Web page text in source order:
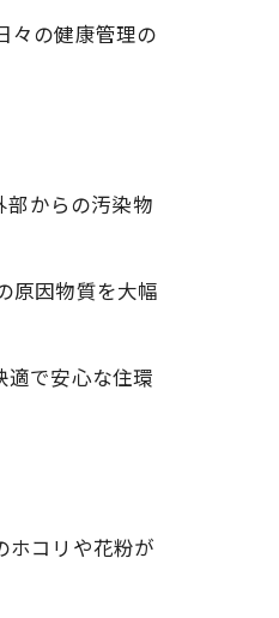
々の健康管理の
部からの汚染物
原因物質を大幅
適で安心な住環
ホコリや花粉が